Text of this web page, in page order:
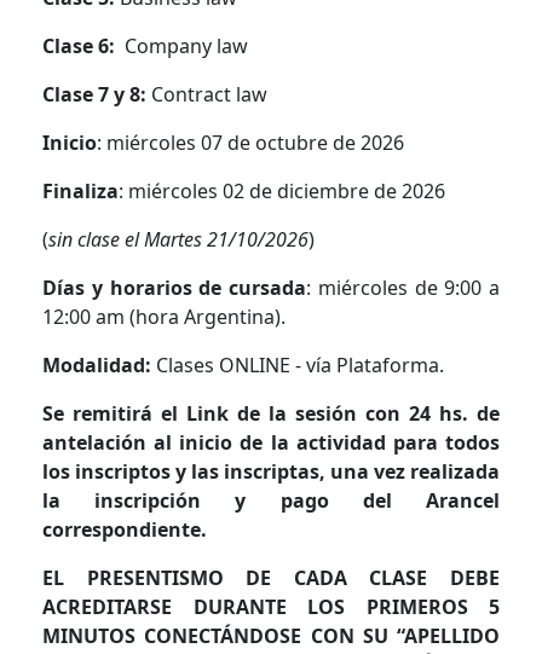
Clase 6: Company law
Clase 7 y 8: Contract law
Inicio: miércoles 07 de octubre de 2026
Finaliza: miércoles 02 de diciembre de 2026
(sin clase el Martes 21/10/2026)
Días y horarios de cursada: miércoles de 9:00 a
12:00 am (hora Argentina).
Modalidad: Clases ONLINE - vía Plataforma.
Se remitirá el Link de la sesión con 24 hs. de
antelación al inicio de la actividad para todos
los inscriptos y las inscriptas, una vez realizada
la inscripción y pago del Arancel
correspondiente.
EL PRESENTISMO DE CADA CLASE DEBE
ACREDITARSE DURANTE LOS PRIMEROS 5
MINUTOS CONECTÁNDOSE CON SU “APELLIDO